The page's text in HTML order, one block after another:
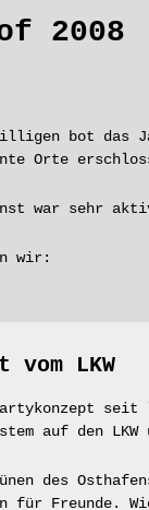
2008
bot das
Orte
war sehr
wir:
vom LKW
seit
auf den
des
für Freunde.